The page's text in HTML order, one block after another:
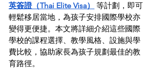
英簽證（Thai Elite Visa）
等計劃，即可
輕鬆移居當地，為孩子安排國際學校亦
變得更便捷。本文將詳細介紹這些國際
學校的課程選擇、教學風格、設施與學
費比較，協助家長為孩子規劃最佳的教
育路徑。